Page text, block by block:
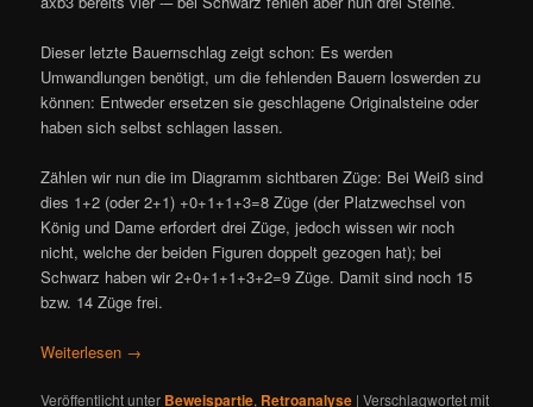
Dieser letzte Bauernschlag zeigt schon: Es werden
Umwandlungen benötigt, um die fehlenden Bauern loswerden zu
können: Entweder ersetzen sie geschlagene Originalsteine oder
haben sich selbst schlagen lassen.
Zählen wir nun die im Diagramm sichtbaren Züge: Bei Weiß sind
dies 1+2 (oder 2+1) +0+1+1+3=8 Züge (der Platzwechsel von
König und Dame erfordert drei Züge, jedoch wissen wir noch
nicht, welche der beiden Figuren doppelt gezogen hat); bei
Schwarz haben wir 2+0+1+1+3+2=9 Züge. Damit sind noch 15
bzw. 14 Züge frei.
Weiterlesen →
Veröffentlicht unter Beweispartie, Retroanalyse |Verschlagwortet mit